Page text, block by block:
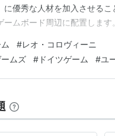
に優秀な人材を加入させるこ
ームボード周辺に配置します
数字のカードしかプレイでき
画にチップを配置することも
くといいカードを獲得できま
らってチップを置く必要が
コロヴィーニらしいパズル
#レオ・コロヴィーニ
ームズ # ドイツゲーム #ユ